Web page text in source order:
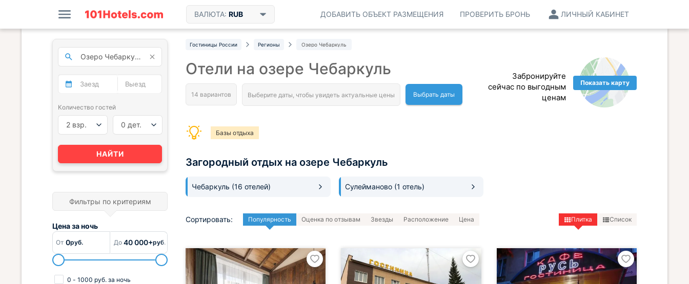
ВАЛЮТА: RUB ЛИЧНЫЙ КАБИНЕТ
ПРОВЕРИТЬ БРОНЬ
ДОБАВИТЬ ОБЪЕКТ РАЗМЕЩЕНИЯ
Гостиницы России Регионы Озеро Чебаркуль
Показать карту
Забронируйте
сейчас по выгодным
ценам
Отели на озере Чебаркуль
Выбрать даты
Базы отдыха
Загородный отдых на озере Чебаркуль
Чебаркуль (16 отелей) Сулейманово (1 отель)
Сортировать: Популярность Оценка по отзывам Звезды Расположение Цена Плитка Список
Количество гостей
2 взр. 0 дет.
НАЙТИ
Фильтры по критериям
Цена заночь
От 0руб. До 40 000+руб.
0 - 1000 руб. за ночь